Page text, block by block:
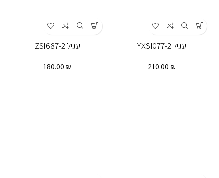
עגיל YXSI077-2
210.00 ₪
עגיל ZSI687-2
180.00 ₪